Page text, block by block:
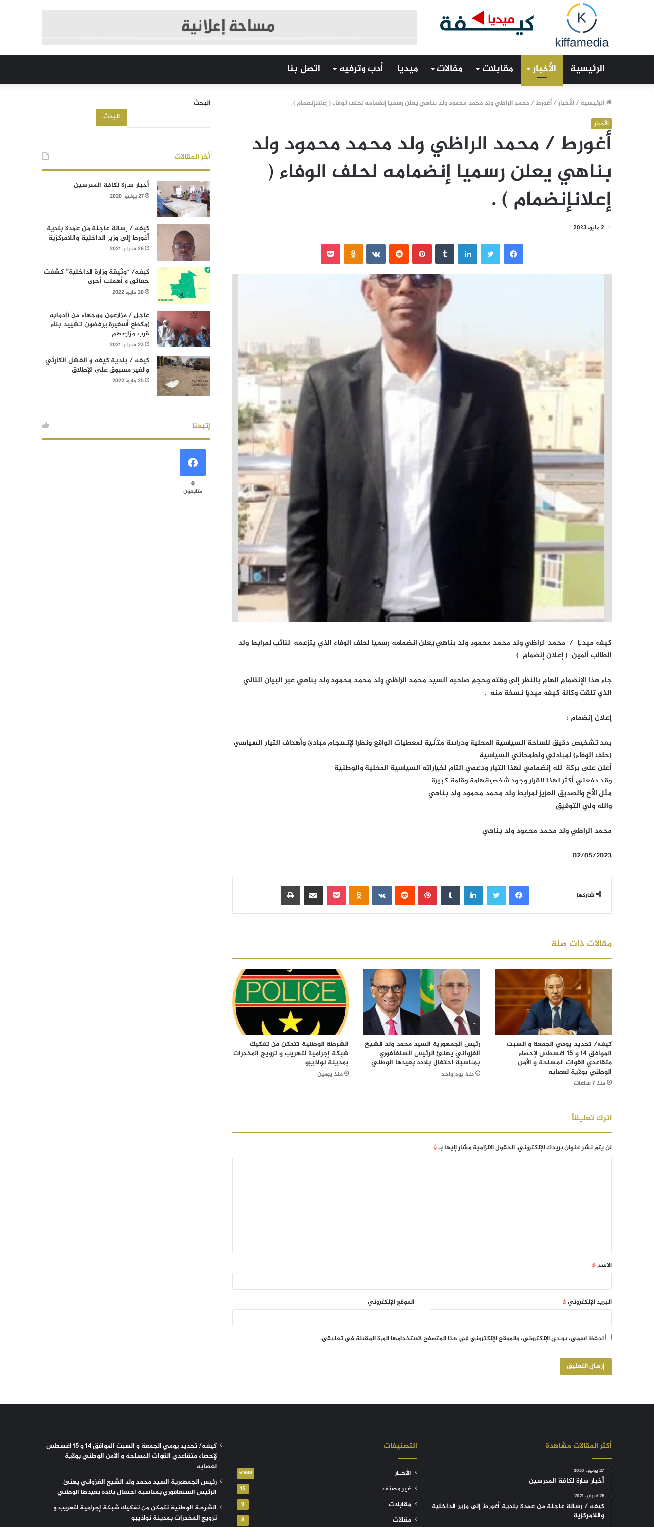
الرئيسية الأخبار مقابلات مقالات ميديا أدب وترفيه اتصل بنا
الرئيسية /الأخبار/أغورط / محمد الراظي ولد محمد محمود ولد بناهي يعلن رسميا إنضمامه لحلف الوفاء ( إعلانإنضمام ) .
الأخبار
أغورط / محمد الراظي ولد محمد محمود ولد
بناهي يعلن رسميا إنضمامه لحلف الوفاء (
إعلانإنضمام ) .
2 مايو، 2023
فيسبوك لينكدإن بينتيريست
كيفه ميديا / محمد الراظي ولد محمد محمود ولد بناهي يعلن انضمامه رسميا لحلف الوفاء الذي يتزعمه النائب لمرابط ولد
الطالب ألمين ( إعلان إنضمام )
جاء هذا الإنضمام الهام بالنظر إلى وقته وحجم صاحبه السيد محمد الراظي ولد محمد محمود ولد بناهي عبر البيان التالي
الذي تلقت وكالة كيفه ميديا نسخة منه .
إعلان إنضمام :
بعد تشخيص دقيق للساحة السياسية المحلية ودراسة متأنية لمعطيات الواقع ونظرا لإنسجام مبادئ وأهداف التيار السياسي
(حلف الوفاء) لمبادئي ولطمحاتي السياسية
أعلن على بركة الله إنضمامي لهذا التيار ودعمي التام لخياراته السياسية المحلية والوطنية
وقد دفعني أكثر لهذا القرار وجود شخصيةهامة وقامة كبيرة
مثل الأخ والصديق العزيز لمرابط ولد محمد محمود ولد بناهي
والله ولي التوفيق
محمد الراظي ولد محمد محمود ولد بناهي
02/05/2023
شاركها
فيسبوك لينكدإن بينتيريست بوكيت مشاركة عبر البريد
مقالات ذات صلة
كيفه/ تحديد يومي الجمعة و السبت
الموافق 14 و 15 اغسطس لإحصاء
متقاعدي القوات المسلحة و الأمن
الوطني بولاية لعصابه
منذ 7 ساعات
رئيس الجمهورية السيد محمد ولد الشيخ
الغزواني يهنئ الرئيس السنغافوري
بمناسبة احتفال بلاده بعيدها الوطني
منذ يوم واحد
الشرطة الوطنية تتمكن من تفكيك
شبكة إجرامية لتهريب و ترويج المخدرات
بمدينة نواذيبو
منذ يومين
اترك تعليقاً
لن يتم نشر عنوان بريدك الإلكتروني.الحقول الإلزامية مشار إليها بـ*
الاسم*
البريد الإلكتروني* الموقع الإلكتروني
احفظ اسمي، بريدي الإلكتروني، والموقع الإلكتروني في هذا المتصفح لاستخدامها المرة المقبلة في تعليقي.
البحث
البحث
أخر المقالات
أخبار سارة لكافة المدرسين
27 يونيو، 2020
كيفه / رسالة عاجلة من عمدة بلدية
أغورط إلى وزير الداخلية واللامركزية
26 فبراير، 2021
كيفه/ “وثيقة وزارة الداخلية” كشفت
حقائق و أهملت أخرى
20 مايو، 2022
عاجل / مزارعون ووجهاء من (آدوابه
)مكطع أسفيرة يرفضون تشييد بناء
قرب مزارعهم
23 فبراير، 2021
كيفه / بلدية كيفه و الفشل الكارثي
والغير مسبوق على الإطلاق
25 مايو، 2022
إتبعنا
0
متابعون
أكثر المقالات مشاهدة
27 يونيو، 2020
أخبار سارة لكافة المدرسين
26 فبراير، 2021
كيفه / رسالة عاجلة من عمدة بلدية أغورط إلى وزير الداخلية
واللامركزية
التصنيفات
الأخبار 6٬988
غير مصنف 15
مقابلات 9
مقالات 8
كيفه/ تحديد يومي الجمعة و السبت الموافق 14 و 15 اغسطس
لإحصاء متقاعدي القوات المسلحة و الأمن الوطني بولاية
لعصابه
رئيس الجمهورية السيد محمد ولد الشيخ الغزواني يهنئ
الرئيس السنغافوري بمناسبة احتفال بلاده بعيدها الوطني
الشرطة الوطنية تتمكن من تفكيك شبكة إجرامية لتهريب و
ترويج المخدرات بمدينة نواذيبو